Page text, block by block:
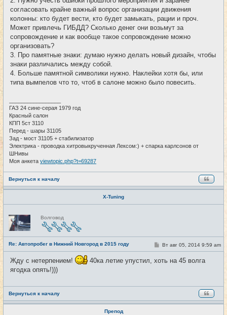
согласовать крайне важный вопрос организации движения
колонны: кто будет вести, кто будет замыкать, рации и проч.
Может привлечь ГИБДД? Сколько денег они возьмут за
сопровождение и как вообще такое сопровождение можно
организовать?
3. Про памятные знаки: думаю нужно делать новый дизайн, чтобы
знаки различались между собой.
4. Больше памятной символики нужно. Наклейки хотя бы, или
типа вымпелов что то, чтоб в салоне можно было повесить.
ГАЗ 24 сине-серая 1979 год
Красный салон
КПП 5ст 3110
Перед - шары 31105
Зад - мост 31105 + стабилизатор
Электрика - проводка хитровыкрученная Лексом:) + спарка карлсонов от
ШНивы
Моя анкета viewtopic.php?t=69287
Вернуться к началу
X-Tuning
Н
е
в
с
е
т
и
Волговод
Re: Автопробег в Нижний Новгород в 2015 году #9
С
о
б
и
Вт авг 05, 2014 9:59 am
Жду с нетерпением!
40ка летие упустил, хоть на 45 волга
ягодка опять!)))
Вернуться к началу
Препод